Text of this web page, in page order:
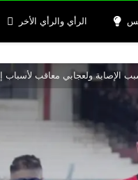
الرأي والرأي الأخر
الإصابة ولعجابي معاقب لأسباب